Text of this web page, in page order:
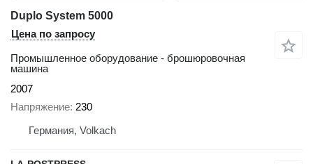
Duplo System 5000
Цена по запросу
Промышленное оборудование - брошюровочная
машина
2007
Напряжение 230
Германия, Volkach